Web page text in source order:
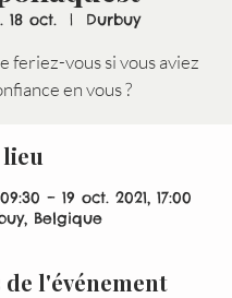
18 oct.
  |
Durbuy
feriez-vous si vous aviez
en vous ?
– 19 oct. 2021, 17:00
Belgique
l'événement